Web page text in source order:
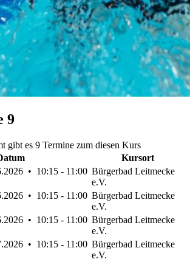
9
gibt es 9 Termine zum diesen Kurs
Kursort
• 10:15 - 11:00 Bürgerbad Leitmecke
e.V.
• 10:15 - 11:00 Bürgerbad Leitmecke
e.V.
• 10:15 - 11:00 Bürgerbad Leitmecke
e.V.
• 10:15 - 11:00 Bürgerbad Leitmecke
e.V.